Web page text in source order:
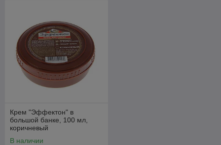
Крем "Эффектон" в
большой банке, 100 мл,
коричневый
В наличии